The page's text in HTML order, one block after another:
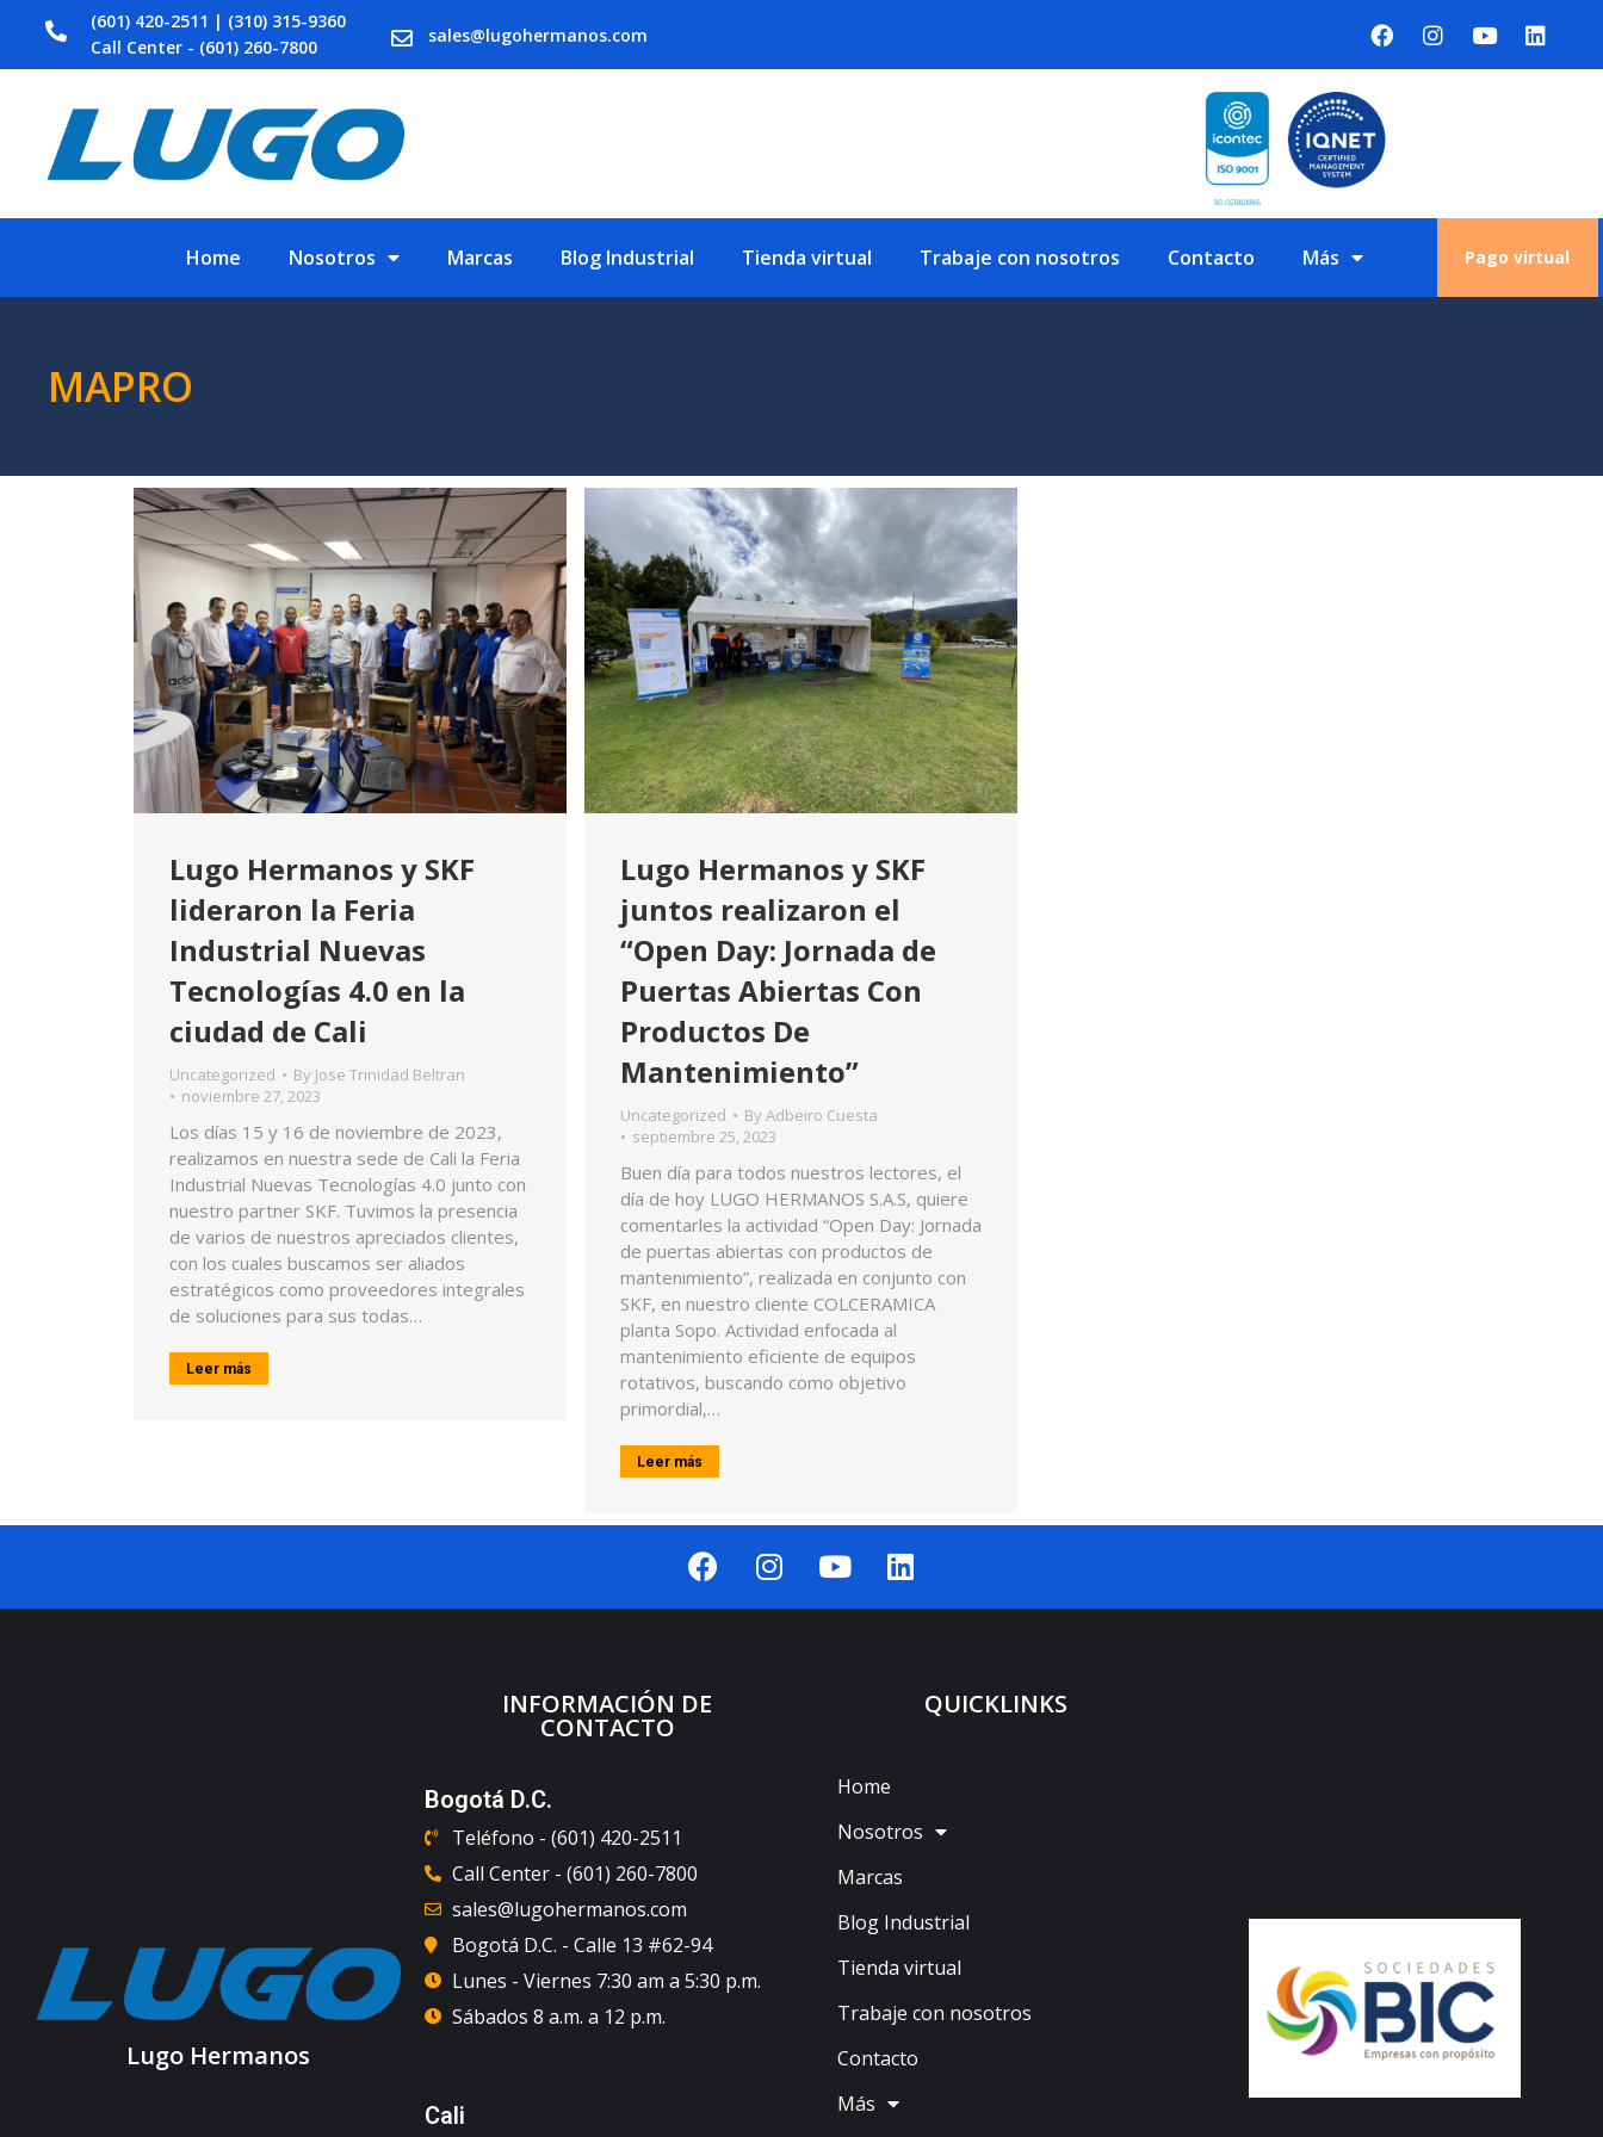
(601) 420-2511 | (310) 315-9360
Call Center - (601) 260-7800
sales@lugohermanos.com
Home Nosotros Marcas Blog Industrial Tienda virtual Trabaje con nosotros Contacto Más Pago virtual
MAPRO
Lugo Hermanos y SKF
lideraron la Feria
Industrial Nuevas
Tecnologías 4.0 en la
ciudad de Cali
Uncategorized By Jose Trinidad Beltran
noviembre 27, 2023
Los días 15 y 16 de noviembre de 2023,
realizamos en nuestra sede de Cali la Feria
Industrial Nuevas Tecnologías 4.0 junto con
nuestro partner SKF. Tuvimos la presencia
de varios de nuestros apreciados clientes,
con los cuales buscamos ser aliados
estratégicos como proveedores integrales
de soluciones para sus todas…
Leer más
Lugo Hermanos y SKF
juntos realizaron el
“Open Day: Jornada de
Puertas Abiertas Con
Productos De
Mantenimiento”
Uncategorized By Adbeiro Cuesta
septiembre 25, 2023
Buen día para todos nuestros lectores, el
día de hoy LUGO HERMANOS S.A.S, quiere
comentarles la actividad “Open Day: Jornada
de puertas abiertas con productos de
mantenimiento”, realizada en conjunto con
SKF, en nuestro cliente COLCERAMICA
planta Sopo. Actividad enfocada al
mantenimiento eficiente de equipos
rotativos, buscando como objetivo
primordial,…
Leer más
Lugo Hermanos
INFORMACIÓN DE
CONTACTO
Bogotá D.C.
Teléfono - (601) 420-2511
Call Center - (601) 260-7800
sales@lugohermanos.com
Bogotá D.C. - Calle 13 #62-94
Lunes - Viernes 7:30 am a 5:30 p.m.
Sábados 8 a.m. a 12 p.m.
Cali
QUICKLINKS
Home
Nosotros
Marcas
Blog Industrial
Tienda virtual
Trabaje con nosotros
Contacto
Más